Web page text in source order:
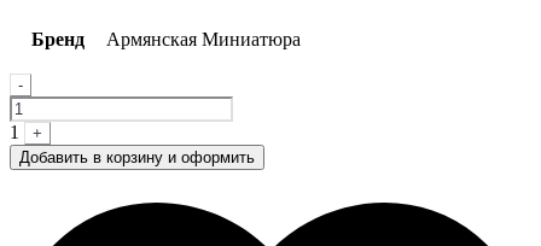
Бренд Армянская Миниатюра
Quantity
-
1
+
Добавить в корзину и оформить